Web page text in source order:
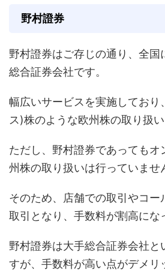
野村證券
野村證券はご存じの通り、全国
総合証券会社です。
幅広いサービスを実施しており
ス)株のような欧州株の取り扱い
ただし、野村證券であってもオ
州株の取り扱いは行っていませ
そのため、店舗での取引やコー
取引となり、手数料が割高にな
野村證券は大手総合証券会社と
すが、手数料が高い点がデメリ